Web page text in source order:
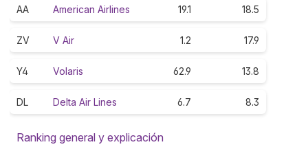
AA American Airlines 19.1 18.5
ZV V Air 1.2 17.9
Y4 Volaris 62.9 13.8
DL Delta Air Lines 6.7 8.3
Ranking general y explicación